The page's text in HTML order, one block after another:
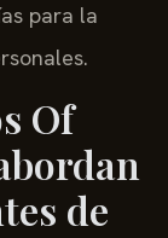
para la
Of
de